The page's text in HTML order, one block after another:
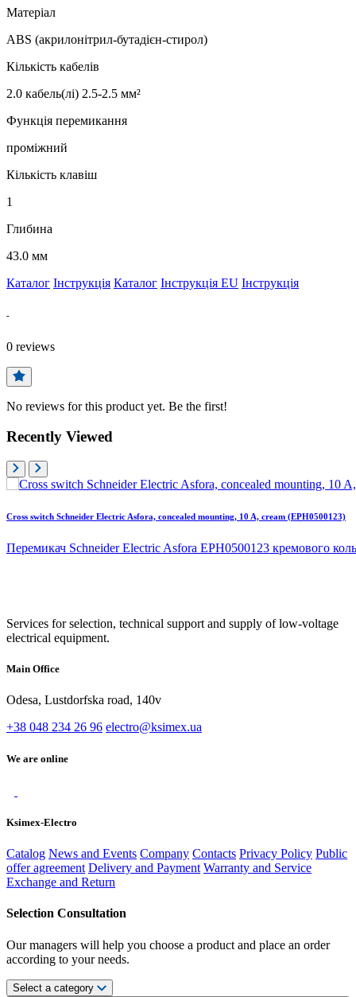
Матеріал
ABS (акрилонітрил-бутадієн-стирол)
Кількість кабелів
2.0 кабель(лі) 2.5-2.5 мм²
Функція перемикання
проміжний
Кількість клавіш
1
Глибина
43.0 мм
Каталог Інструкція Каталог Інструкція EU Інструкція
-
0 reviews
No reviews for this product yet. Be the first!
Recently Viewed
Cross switch Schneider Electric Asfora, concealed mounting, 10 A, cream (EPH0500123)
Перемикач Schneider Electric Asfora EPH0500123 кремового
Services for selection, technical support and supply of low-voltage
electrical equipment.
Main Office
Odesa, Lustdorfska road, 140v
+38 048 234 26 96 electro@ksimex.ua
We are online
Ksimex-Electro
Catalog News and Events Company Contacts Privacy Policy Public
offer agreement Delivery and Payment Warranty and Service
Exchange and Return
Selection Consultation
Our managers will help you choose a product and place an order
according to your needs.
Select a category